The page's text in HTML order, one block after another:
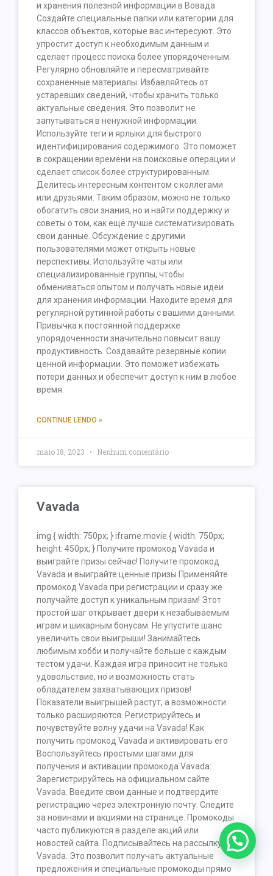
и хранения полезной информации в Вовада
Создайте специальные папки или категории для
классов объектов, которые вас интересуют. Это
упростит доступ к необходимым данным и
сделает процесс поиска более упорядоченным.
Регулярно обновляйте и пересматривайте
сохранённые материалы. Избавляйтесь от
устаревших сведений, чтобы хранить только
актуальные сведения. Это позволит не
запутываться в ненужной информации.
Используйте теги и ярлыки для быстрого
идентифицирования содержимого. Это поможет
в сокращении времени на поисковые операции и
сделает список более структурированным.
Делитесь интересным контентом с коллегами
или друзьями. Таким образом, можно не только
обогатить свои знания, но и найти поддержку и
советы о том, как ещё лучше систематизировать
свои данные. Обсуждение с другими
пользователями может открыть новые
перспективы. Используйте чаты или
специализированные группы, чтобы
обмениваться опытом и получать новые идеи
для хранения информации. Находите время для
регулярной рутинной работы с вашими данными.
Привычка к постоянной поддержке
упорядоченности значительно повысит вашу
продуктивность. Создавайте резервные копии
ценной информации. Это поможет избежать
потери данных и обеспечит доступ к ним в любое
время.
CONTINUE LENDO »
maio 18, 2023 Nenhum comentário
Vavada
img { width: 750px; } iframe.movie { width: 750px;
height: 450px; } Получите промокод Vavada и
выиграйте призы сейчас! Получите промокод
Vavada и выиграйте ценные призы Применяйте
промокод Vavada при регистрации и сразу же
получайте доступ к уникальным призам! Этот
простой шаг открывает двери к незабываемым
играм и шикарным бонусам. Не упустите шанс
увеличить свои выигрыши! Занимайтесь
любимым хобби и получайте больше с каждым
тестом удачи. Каждая игра приносит не только
удовольствие, но и возможность стать
обладателем захватывающих призов!
Показатели выигрышей растут, а возможности
только расширяются. Регистрируйтесь и
почувствуйте волну удачи на Vavada! Как
получить промокод Vavada и активировать его
Воспользуйтесь простыми шагами для
получения и активации промокода Vavada:
Зарегистрируйтесь на официальном сайте
Vavada. Введите свои данные и подтвердите
регистрацию через электронную почту. Следите
за новинами и акциями на странице. Промокоды
часто публикуются в разделе акций или
новостей сайта. Подписывайтесь на рассылку
Vavada. Это позволит получать актуальные
предложения и специальные промокоды прямо